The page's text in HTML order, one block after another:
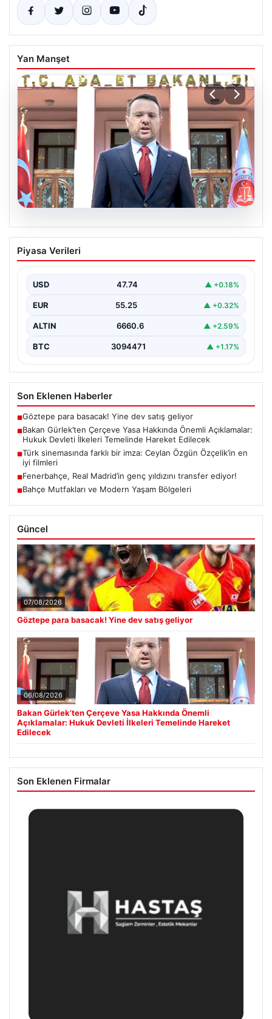
Yan Manşet
06.08.2026
Bakan Gürlek’ten Çerçeve Yasa
Hakkında Önemli Açıklamalar: Hukuk
Edilecek
Adalet Bakanı Akın Gürlek, terörle mücadelede yeni bir
dönemi başlatacak çerçeve yasanın yürürlüğe
girmesiyle…
Piyasa Verileri
USD 47.74 ▲ +0.18%
EUR 55.25 ▲ +0.32%
ALTIN 6660.6 ▲ +2.59%
BTC 3094471 ▲ +1.17%
Son Eklenen Haberler
■Göztepe para basacak! Yine dev satış geliyor
■Bakan Gürlek’ten Çerçeve Yasa Hakkında Önemli Açıklamalar:
Hukuk Devleti İlkeleri Temelinde Hareket Edilecek
■Türk sinemasında farklı bir imza: Ceylan Özgün Özçelik’in en
iyi filmleri
■Fenerbahçe, Real Madrid’in genç yıldızını transfer ediyor!
■Bahçe Mutfakları ve Modern Yaşam Bölgeleri
Güncel
07/08/2026
Göztepe para basacak! Yine dev satış geliyor
06/08/2026
Bakan Gürlek’ten Çerçeve Yasa Hakkında Önemli
Açıklamalar: Hukuk Devleti İlkeleri Temelinde Hareket
Edilecek
Son Eklenen Firmalar